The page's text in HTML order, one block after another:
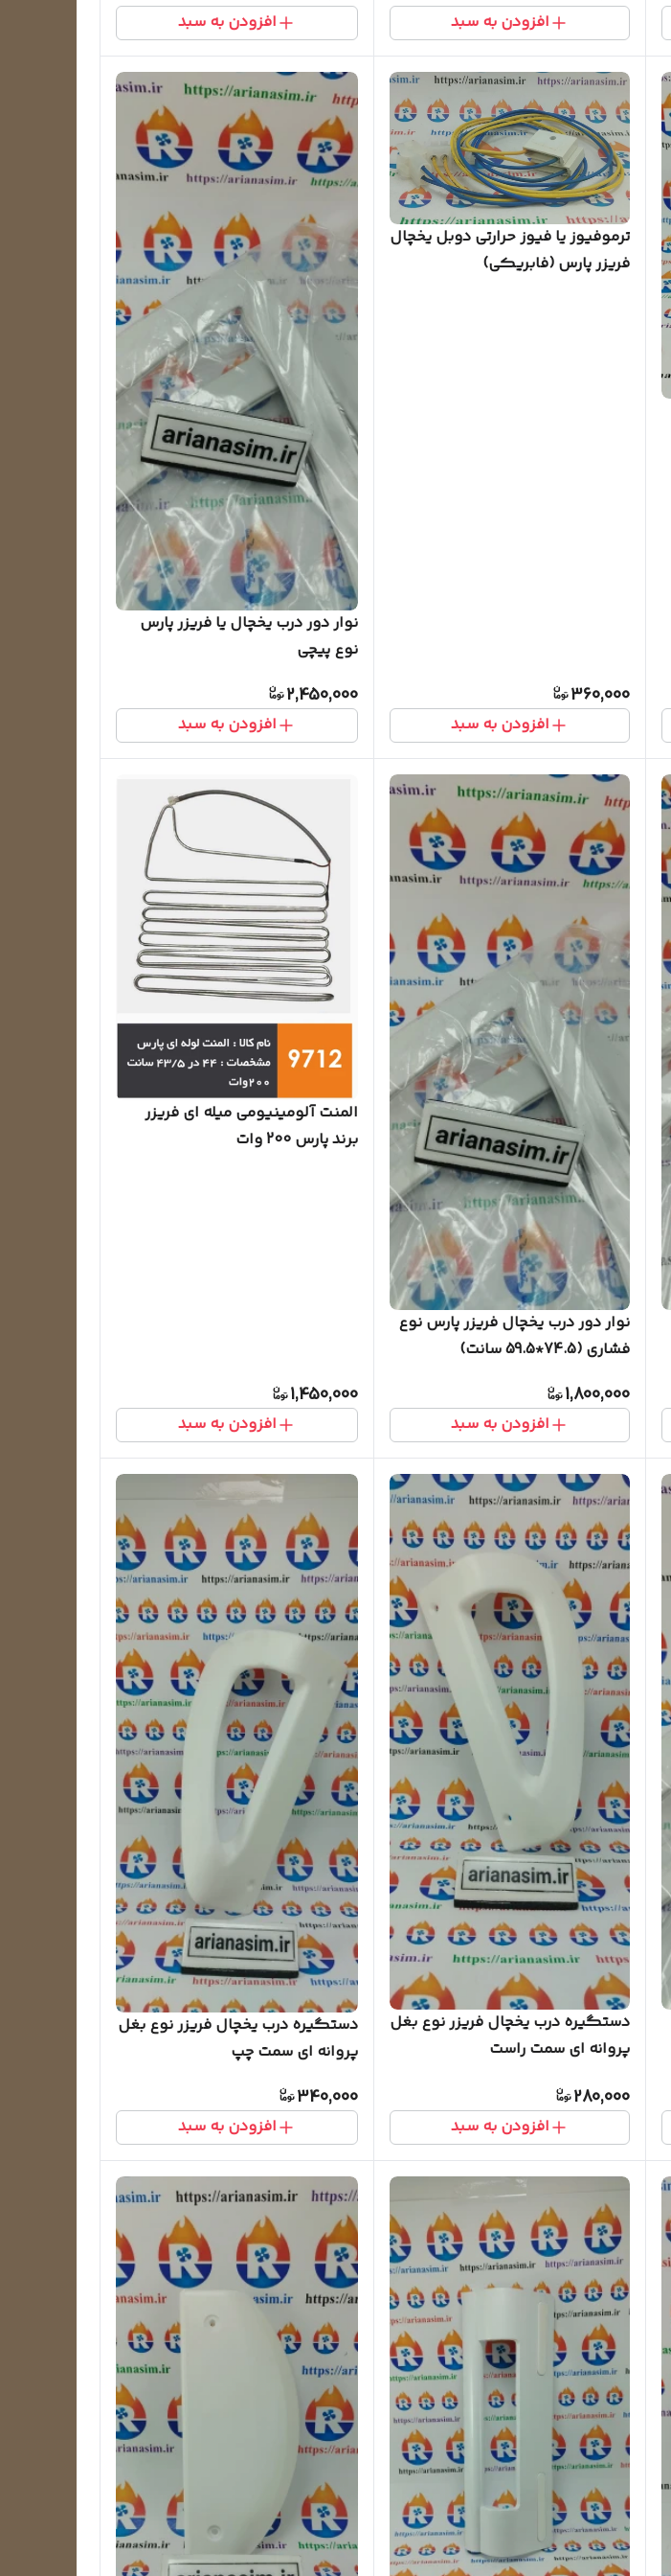
افزودن به سبد افزودن به سبد
ترموفیوز یا فیوز حرارتی دوبل یخچال
فریزر پارس (فابریکی)
360,000
افزودن به سبد
نوار دور درب یخچال یا فریزر پارس
نوع پیچی
2,450,000
افزودن به سبد
نوار دور درب یخچال فریزر پارس نوع
فشاری (74.5*59.5 سانت)
1,800,000
افزودن به سبد
المنت آلومینیومی میله ای فریزر
برند پارس 200 وات
1,450,000
افزودن به سبد
دستگیره درب یخچال فریزر نوع بغل
پروانه ای سمت راست
280,000
افزودن به سبد
دستگیره درب یخچال فریزر نوع بغل
پروانه ای سمت چپ
340,000
افزودن به سبد